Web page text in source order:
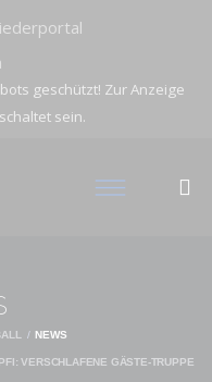
geschützt! Zur Anzeige
sein.
NEWS
VERSCHLAFENE GÄSTE-TRUPPE